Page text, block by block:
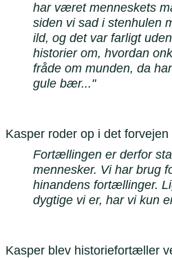
har været menneskets
siden vi sad i stenhulen
ild, og det var farligt
historier om, hvordan
fråde om munden, da
gule bær..."
Kasper roder op i det forvejen
Fortællingen er derfor
mennesker. Vi har brug
hinandens fortællinger.
dygtige vi er, har vi kun
Kasper blev historiefortæller